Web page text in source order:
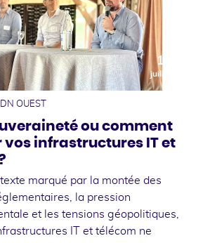
10
juillet
OUEST
ou comment
vos infrastructures IT et
marqué par la montée des
la pression
et les tensions géopolitiques,
IT et télécom ne